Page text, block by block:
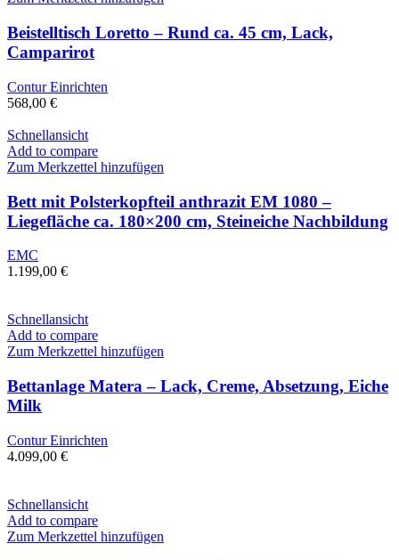
Beistelltisch Loretto – Rund ca. 45 cm, Lack,
Camparirot
Contur Einrichten
568,00 €
Schnellansicht
Add to compare
Zum Merkzettel hinzufügen
Bett mit Polsterkopfteil anthrazit EM 1080 –
Liegefläche ca. 180×200 cm, Steineiche Nachbildung
EMC
1.199,00 €
Schnellansicht
Add to compare
Zum Merkzettel hinzufügen
Bettanlage Matera – Lack, Creme, Absetzung, Eiche
Milk
Contur Einrichten
4.099,00 €
Schnellansicht
Add to compare
Zum Merkzettel hinzufügen